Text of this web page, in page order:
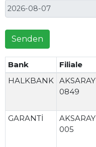
Senden
Bank Filiale
HALKBANK
AKSARAY
0849
GARANTİ
AKSARAY
005